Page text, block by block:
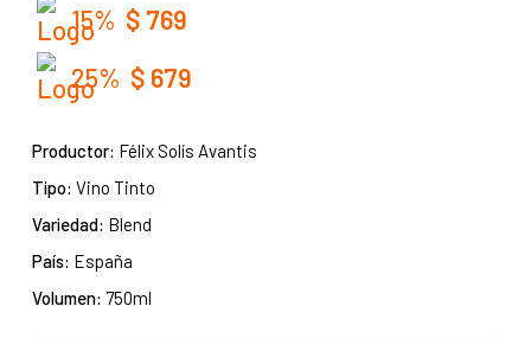
15% $ 769
25% $ 679
Productor: Félix Solís Avantis
Tipo: Vino Tinto
Variedad: Blend
País: España
Volumen: 750ml